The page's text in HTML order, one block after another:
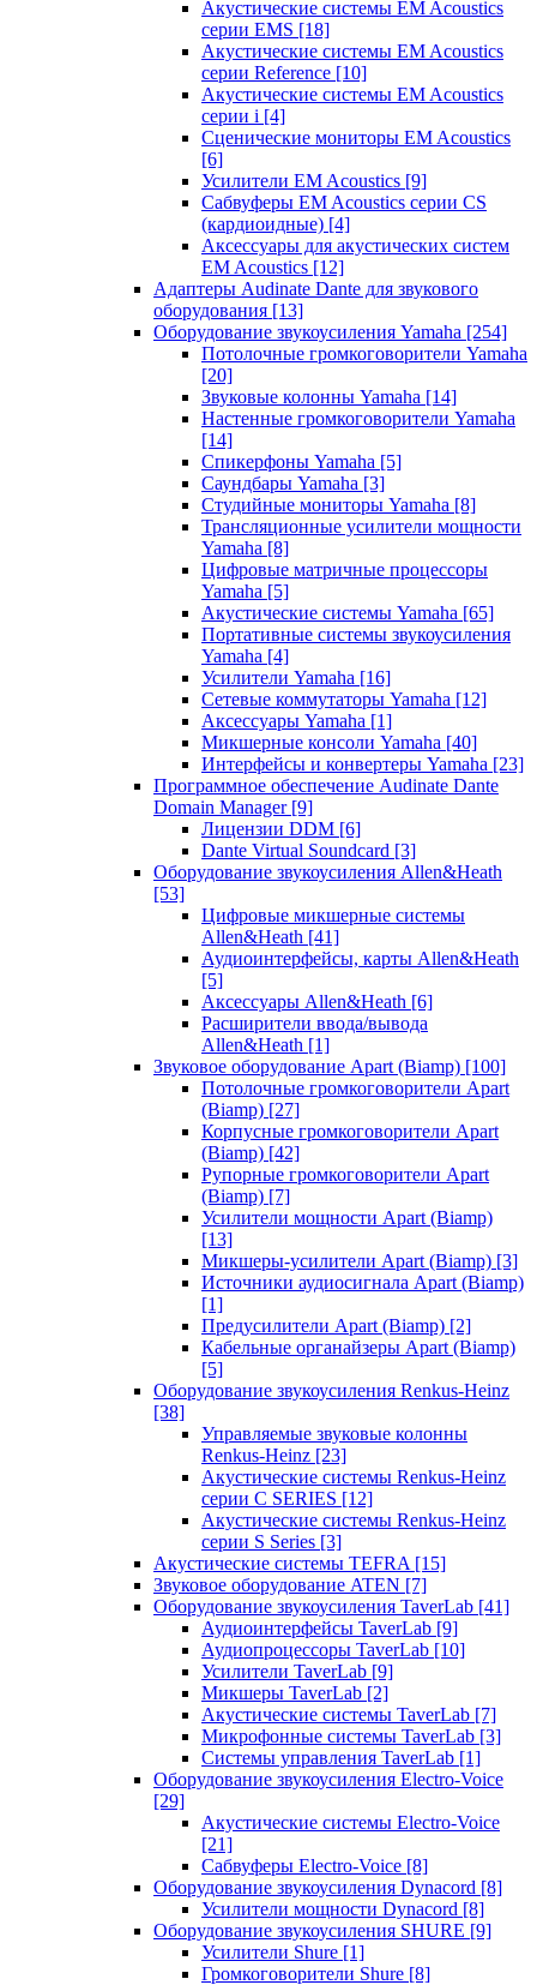
Акустические системы EM Acoustics
серии EMS [18]
Акустические системы EM Acoustics
серии Reference [10]
Акустические системы EM Acoustics
серии i [4]
Сценические мониторы EM Acoustics
[6]
Усилители EM Acoustics [9]
Сабвуферы EM Acoustics серии CS
(кардиоидные) [4]
Аксессуары для акустических систем
EM Acoustics [12]
Адаптеры Audinate Dante для звукового
оборудования [13]
Оборудование звукоусиления Yamaha [254]
Потолочные громкоговорители Yamaha
[20]
Звуковые колонны Yamaha [14]
Настенные громкоговорители Yamaha
[14]
Спикерфоны Yamaha [5]
Саундбары Yamaha [3]
Студийные мониторы Yamaha [8]
Трансляционные усилители мощности
Yamaha [8]
Цифровые матричные процессоры
Yamaha [5]
Акустические системы Yamaha [65]
Портативные системы звукоусиления
Yamaha [4]
Усилители Yamaha [16]
Сетевые коммутаторы Yamaha [12]
Аксессуары Yamaha [1]
Микшерные консоли Yamaha [40]
Интерфейсы и конвертеры Yamaha [23]
Программное обеспечение Audinate Dante
Domain Manager [9]
Лицензии DDM [6]
Dante Virtual Soundcard [3]
Оборудование звукоусиления Allen&Heath
[53]
Цифровые микшерные системы
Allen&Heath [41]
Аудиоинтерфейсы, карты Allen&Heath
[5]
Аксессуары Allen&Heath [6]
Расширители ввода/вывода
Allen&Heath [1]
Звуковое оборудование Apart (Biamp) [100]
Потолочные громкоговорители Apart
(Biamp) [27]
Корпусные громкоговорители Apart
(Biamp) [42]
Рупорные громкоговорители Apart
(Biamp) [7]
Усилители мощности Apart (Biamp)
[13]
Микшеры-усилители Apart (Biamp) [3]
Источники аудиосигнала Apart (Biamp)
[1]
Предусилители Apart (Biamp) [2]
Кабельные органайзеры Apart (Biamp)
[5]
Оборудование звукоусиления Renkus-Heinz
[38]
Управляемые звуковые колонны
Renkus-Heinz [23]
Акустические системы Renkus-Heinz
серии C SERIES [12]
Акустические системы Renkus-Heinz
серии S Series [3]
Акустические системы TEFRA [15]
Звуковое оборудование ATEN [7]
Оборудование звукоусиления TaverLab [41]
Аудиоинтерфейсы TaverLab [9]
Аудиопроцессоры TaverLab [10]
Усилители TaverLab [9]
Микшеры TaverLab [2]
Акустические системы TaverLab [7]
Микрофонные системы TaverLab [3]
Системы управления TaverLab [1]
Оборудование звукоусиления Electro-Voice
[29]
Акустические системы Electro-Voice
[21]
Сабвуферы Electro-Voice [8]
Оборудование звукоусиления Dynacord [8]
Усилители мощности Dynacord [8]
Оборудование звукоусиления SHURE [9]
Усилители Shure [1]
Громкоговорители Shure [8]